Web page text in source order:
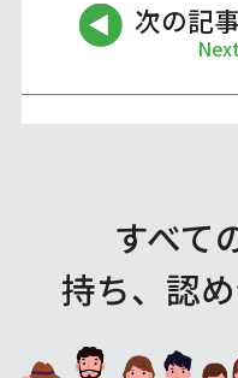
次の記事
すべて
持ち、認